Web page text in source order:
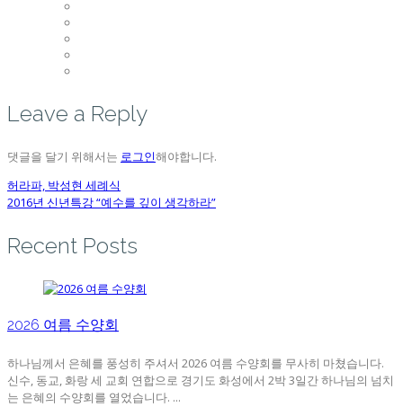
Leave a Reply
댓글을 달기 위해서는 로그인해야합니다.
허라파, 박성현 세례식
2016년 신년특강 “예수를 깊이 생각하라”
Recent Posts
2026 여름 수양회
하나님께서 은혜를 풍성히 주셔서 2026 여름 수양회를 무사히 마쳤습니다.
신수, 동교, 화랑 세 교회 연합으로 경기도 화성에서 2박 3일간 하나님의 넘치
는 은혜의 수양회를 열었습니다. ...